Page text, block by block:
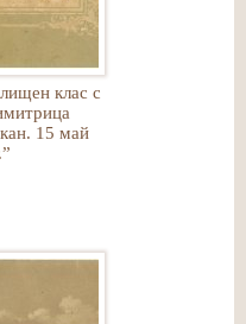
клас с
15 май